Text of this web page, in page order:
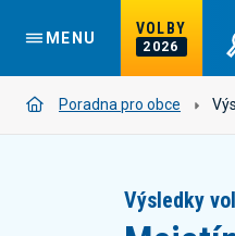
MENU
VOLBY
2026
Poradna pro obce
Výsledky